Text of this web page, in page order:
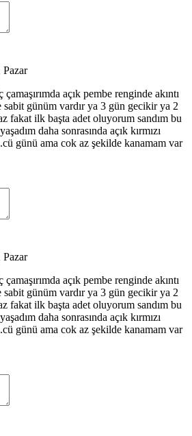
açık pembe renginde akıntı
günüm vardır ya 3 gün gecikir ya 2
fakat ilk başta adet oluyorum sandım bu
daha sonrasında açık kırmızı
günü ama cok az şekilde kanamam var
açık pembe renginde akıntı
günüm vardır ya 3 gün gecikir ya 2
fakat ilk başta adet oluyorum sandım bu
daha sonrasında açık kırmızı
günü ama cok az şekilde kanamam var